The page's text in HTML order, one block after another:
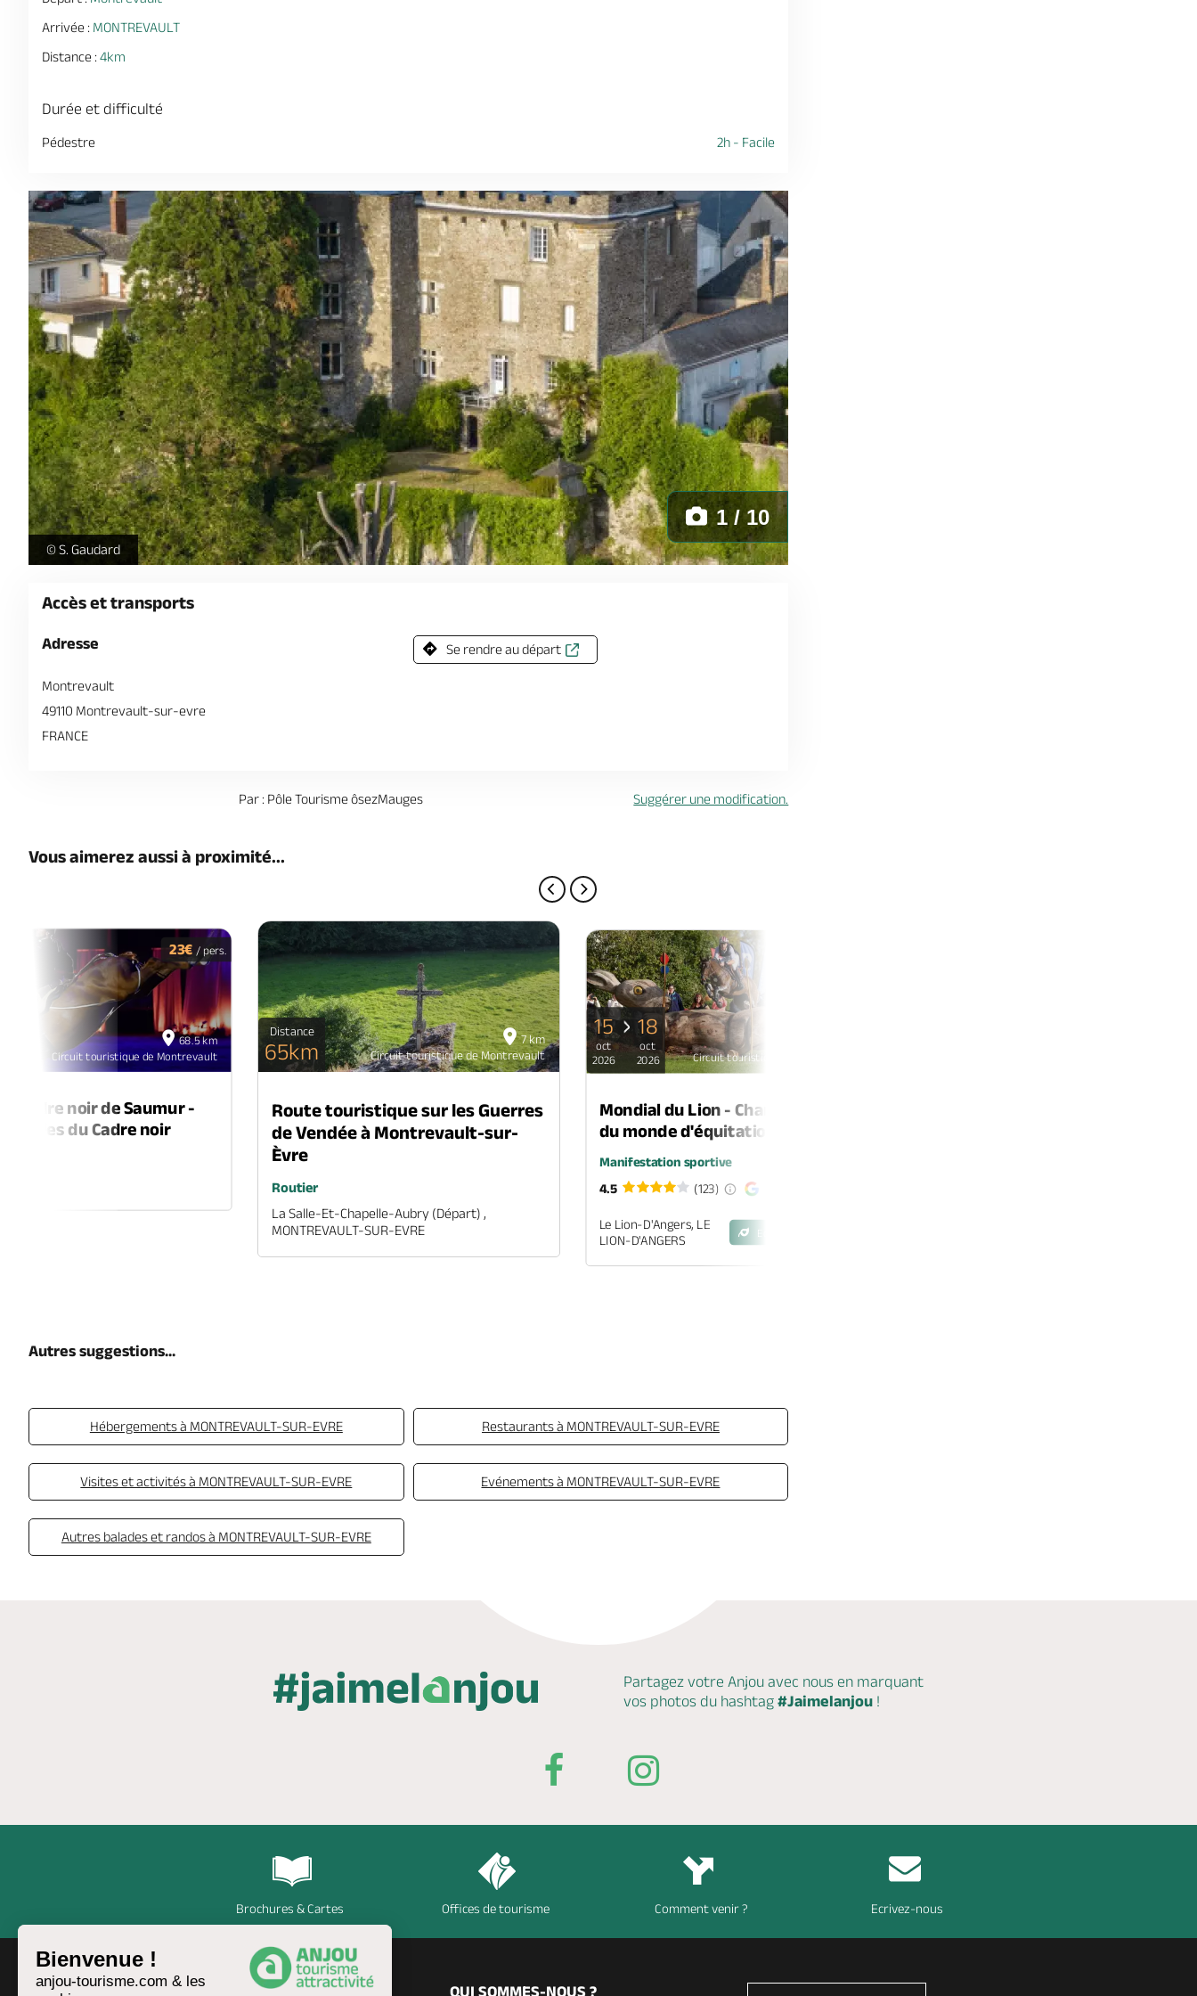
Bienvenue !
anjou-tourisme.com & les
Arrivée : MONTREVAULT
Distance :4km
Durée et difficulté
Pédestre 2h - Facile
m-vue-aerienne-du-chateau-medieval-de-montrevault -
© S. Gaudard
1 / 10
Accès et transports
Adresse
Montrevault
49110 Montrevault-sur-evre
FRANCE
Se rendre au départ
Par : Pôle Tourisme ôsezMauges Suggérer une modification.
Vous aimerez aussi à proximité...
68.5 km
Circuit touristique de Montrevault
23€ / pers.
Cadre noir de Saumur -
du Cadre noir
7 km
Circuit touristique de Montrevault
Distance
65km
Route touristique sur les Guerres
de Vendée à Montrevault-sur-
Èvre
Routier
La Salle-Et-Chapelle-Aubry (départ) ,
MONTREVAULT-SUR-EVRE
Circuit touristique de Montrevault
15
oct
2026
18
oct
2026
Mondial du Lion - Championnat
du monde d'équitation
Manifestation sportive
4.5
(123)
Le Lion-D'Angers, LE
LION-D'ANGERS
Eco-Engagé
Autres suggestions...
Hébergements à MONTREVAULT-SUR-EVRE Restaurants à MONTREVAULT-SUR-EVRE
Visites et activités à MONTREVAULT-SUR-EVRE Evénements à MONTREVAULT-SUR-EVRE
Autres balades et randos à MONTREVAULT-SUR-EVRE
Partagez votre Anjou avec nous en marquant
vos photos du hashtag #Jaimelanjou !
Brochures & Cartes Offices de tourisme Comment venir ? Ecrivez-nous
QUI SOMMES-NOUS ?